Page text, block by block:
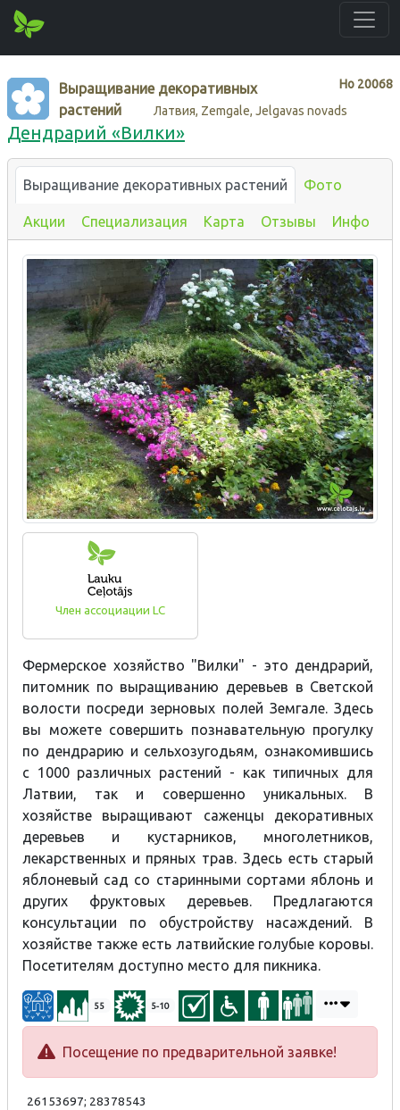
Нo 20068
Выращивание декоративных
растений
Латвия, Zemgale, Jelgavas novads
Дендрарий «Вилки»
Выращивание декоративных растений Фото
Акции Специализация Карта Отзывы Инфо
Член ассоциации LC
Фермерское хозяйство "Вилки" - это дендрарий,
питомник по выращиванию деревьев в Светской
волости посреди зерновых полей Земгале. Здесь
вы можете совершить познавательную прогулку
по дендрарию и сельхозугодьям, ознакомившись
с 1000 различных растений - как типичных для
Латвии, так и совершенно уникальных. В
хозяйстве выращивают саженцы декоративных
деревьев и кустарников, многолетников,
лекарственных и пряных трав. Здесь есть старый
яблоневый сад со старинными сортами яблонь и
других фруктовых деревьев. Предлагаются
консультации по обустройству насаждений. В
хозяйстве также есть латвийские голубые коровы.
Посетителям доступно место для пикника.
55 5-10
Посещение по предварительной заявке!
26153697; 28378543